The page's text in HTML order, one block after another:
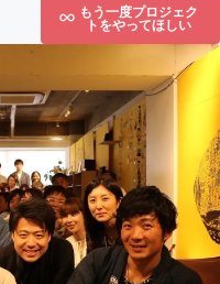
もう一度プロジェク
トをやってほしい